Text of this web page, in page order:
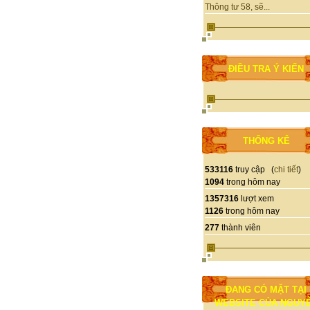
Thông tư 58, sẽ...
ĐIỀU TRA Ý KIẾN
THỐNG KÊ
533116 truy cập (chi tiết)
1094 trong hôm nay
1357316 lượt xem
1126 trong hôm nay
277 thành viên
ĐANG CÓ MẶT TẠI
WEBSITE CỦA